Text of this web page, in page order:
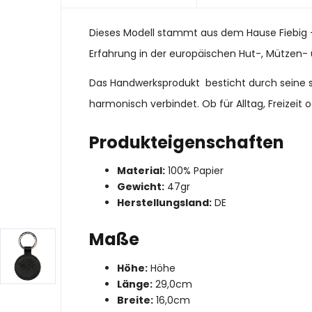
Dieses Modell stammt aus dem Hause
Erfahrung in der europäischen Hut-,
Das Handwerksprodukt besticht durch
harmonisch verbindet. Ob für Alltag, Freizeit
Produkteigenschaften
Material: 100% Papier
Gewicht: 47gr
Herstellungsland: DE
Maße
Höhe: Höhe
Länge: 29,0cm
Breite: 16,0cm